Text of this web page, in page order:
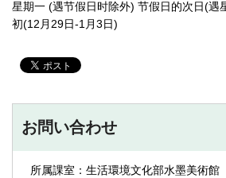
星期一 (遇节假日时除外) 节假日的次日(遇
初(12月29日-1月3日)
お問い合わせ
所属課室：生活環境文化部水墨美術館